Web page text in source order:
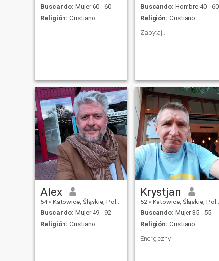
Buscando: Mujer 60 - 60
Religión: Cristiano
Buscando: Hombre 40 - 60
Religión: Cristiano
Zapytaj...
Alex
54 • Katowice, Śląskie, Polonia
Buscando: Mujer 49 - 92
Religión: Cristiano
Krystjan
52 • Katowice, Śląskie, Polonia
Buscando: Mujer 35 - 55
Religión: Cristiano
Energiczny